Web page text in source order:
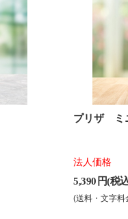
プリザ ミ
法人価格
5,390 円(税
(送料・文字料